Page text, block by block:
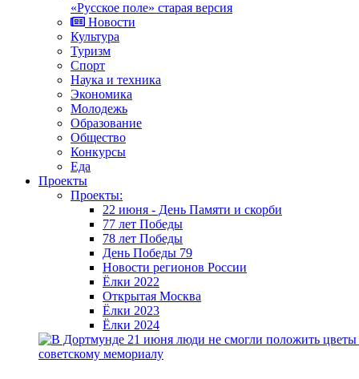
«Русское поле» старая версия
Новости
Культура
Туризм
Спорт
Наука и техника
Экономика
Молодежь
Образование
Общество
Конкурсы
Еда
Проекты
Проекты:
22 июня - День Памяти и скорби
77 лет Победы
78 лет Победы
День Победы 79
Новости регионов России
Ёлки 2022
Открытая Москва
Ёлки 2023
Ёлки 2024